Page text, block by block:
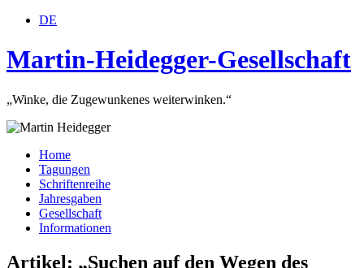
DE
Martin-Heidegger-Gesellschaft
„Winke, die Zugewunkenes weiterwinken.“
Home
Tagungen
Schriftenreihe
Jahresgaben
Gesellschaft
Informationen
Artikel: „Suchen auf den Wegen des